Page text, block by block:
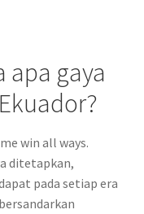
apa gaya
win all ways.
ditetapkan,
pada setiap era